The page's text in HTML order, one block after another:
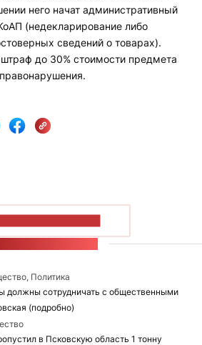
него начат административный
(недекларирование либо
сведений о товарах).
штраф до 30% стоимости предмета
Политика
должны сотрудничать с общественными
(подробно)
в Псковскую область 1 тонну